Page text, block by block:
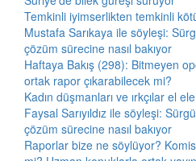
Temkinli iyimserlikten temkinli
Mustafa Sarıkaya ile söyleşi:
çözüm sürecine nasıl bakıyor
Haftaya Bakış (298): Bitmeyen
ortak rapor çıkarabilecek mi?
Kadın düşmanları ve ırkçılar el ele
Faysal Sarıyıldız ile söyleşi:
çözüm sürecine nasıl bakıyor
Raporlar bize ne söylüyor?